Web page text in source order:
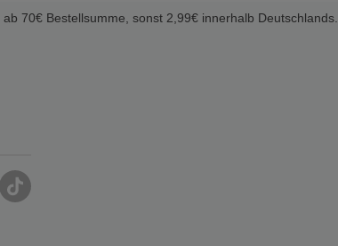
ab 70€ Bestellsumme, sonst 2,99€ innerhalb Deutschlands.